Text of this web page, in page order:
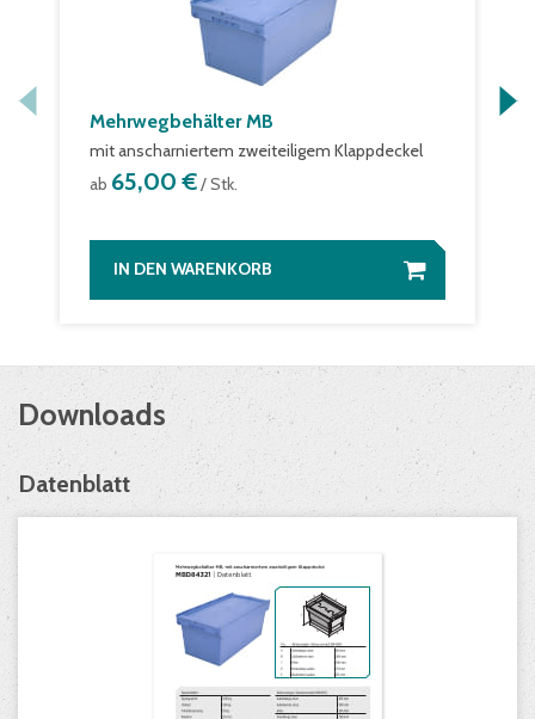
Mehrwegbehälter MB
mit anscharniertem zweiteiligem Klappdeckel
ab 65,00 €/ Stk.
IN DEN WARENKORB
Downloads
Datenblatt